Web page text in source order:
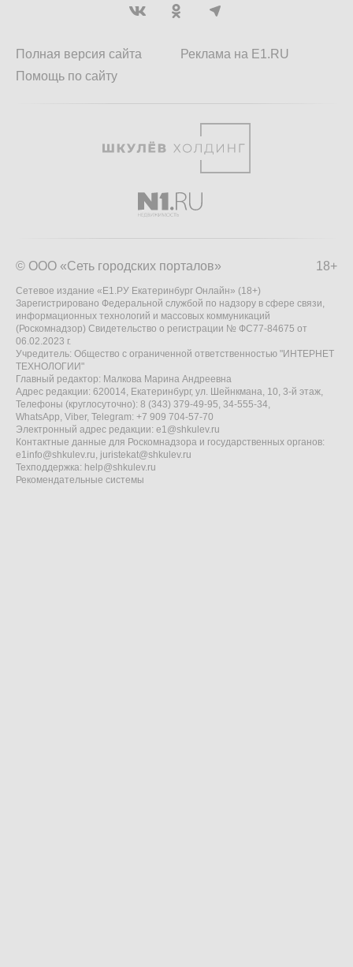
Полная версия сайта
Помощь по сайту
Реклама на E1.RU
18+
© ООО «Сеть городских порталов»
Сетевое издание «Е1.РУ Екатеринбург Онлайн» (18+)
Зарегистрировано Федеральной службой по надзору в сфере связи,
информационных технологий и массовых коммуникаций
(Роскомнадзор) Свидетельство о регистрации № ФС77-84675 от
06.02.2023 г.
Учредитель: Общество с ограниченной ответственностью "ИНТЕРНЕТ
ТЕХНОЛОГИИ"
Главный редактор: Малкова Марина Андреевна
Адрес редакции: 620014, Екатеринбург, ул. Шейнкмана, 10, 3-й этаж,
Телефоны (круглосуточно): 8 (343) 379-49-95, 34-555-34,
WhatsApp, Viber, Telegram: +7 909 704-57-70
Электронный адрес редакции: e1@shkulev.ru
Контактные данные для Роскомнадзора и государственных органов:
e1info@shkulev.ru, juristekat@shkulev.ru
Техподдержка: help@shkulev.ru
Рекомендательные системы